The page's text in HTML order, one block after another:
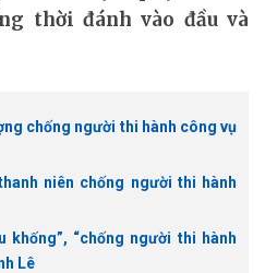
thời đánh vào đầu và
chống người thi hành công vụ
niên chống người thi hành
khống”, “chống người thi hành
Lê